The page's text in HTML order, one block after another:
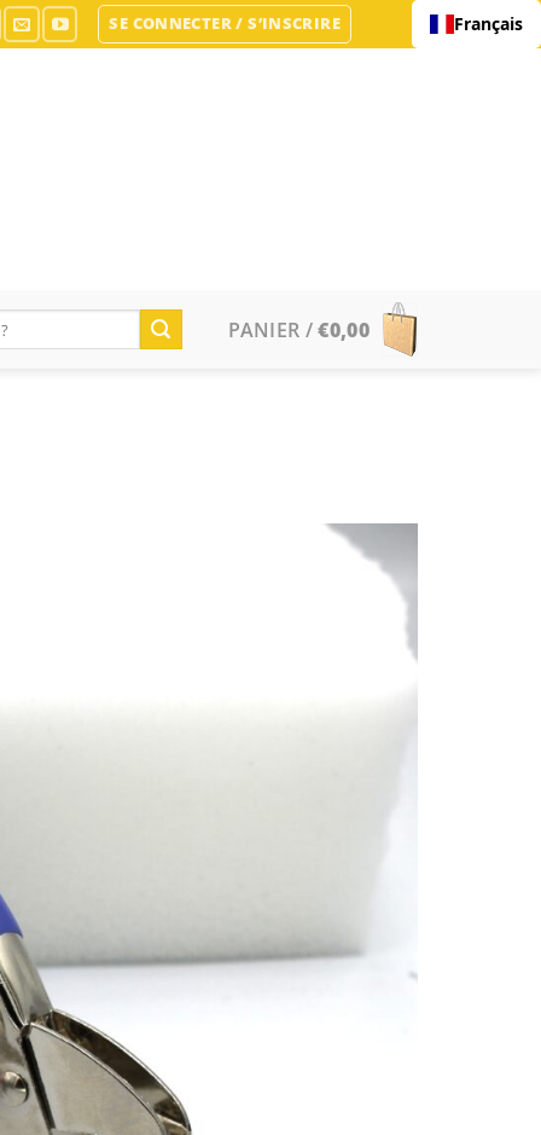
SE CONNECTER / S’INSCRIRE Français
PANIER /€0,00